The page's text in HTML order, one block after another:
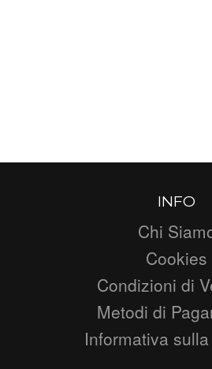
INFO
Chi
Cookies
Condizioni di
Metodi di
Informativa